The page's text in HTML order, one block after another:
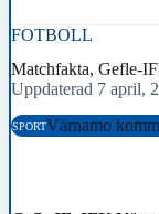
FOTBOLL
Matchfakta, Gefle-
Uppdaterad 7 april,
SPORTVärnamo